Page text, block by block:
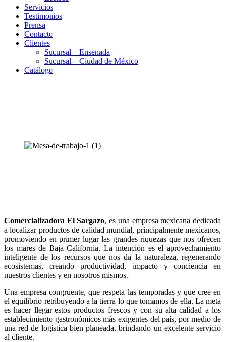
Servicios
Testimonios
Prensa
Contacto
Clientes
Sucursal – Ensenada
Sucursal – Ciudad de México
Catálogo
Comercializadora El Sargazo, es una empresa mexicana dedicada
a localizar productos de calidad mundial, principalmente mexicanos,
promoviendo en primer lugar las grandes riquezas que nos ofrecen
los mares de Baja California. La intención es el aprovechamiento
inteligente de los recursos que nos da la naturaleza, regenerando
ecosistemas, creando productividad, impacto y conciencia en
nuestros clientes y en nosotros mismos.
Una empresa congruente, que respeta las temporadas y que cree en
el equilibrio retribuyendo a la tierra lo que tomamos de ella. La meta
es hacer llegar estos productos frescos y con su alta calidad a los
establecimiento gastronómicos más exigentes del país, por medio de
una red de logística bien planeada, brindando un excelente servicio
al cliente.